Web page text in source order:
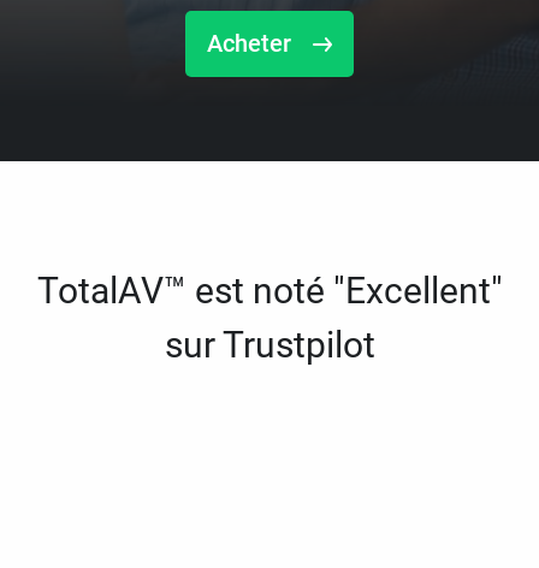
Acheter
TotalAV™ est noté "Excellent"
sur Trustpilot